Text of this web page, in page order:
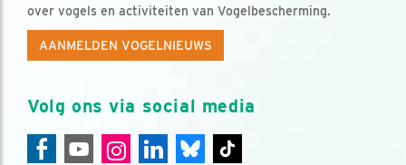
over vogels en activiteiten van Vogelbescherming.
AANMELDEN VOGELNIEUWS
Volg ons via social media